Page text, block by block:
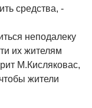
средства, -
неподалеку
их жителям
М.Кисляковас,
жители